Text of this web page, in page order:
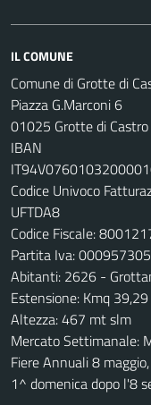
IL COMUNE
Comune di Grotte di
Piazza G.Marconi 6
01025 Grotte di Castro
IBAN
Codice Univoco
UFTDA8
Codice Fiscale:
Partita Iva:
Abitanti: 2626 -
Estensione: Kmq 39,29
Altezza: 467 mt slm
Mercato Settimanale:
Fiere Annuali 8 maggio,
1^ domenica dopo l'8